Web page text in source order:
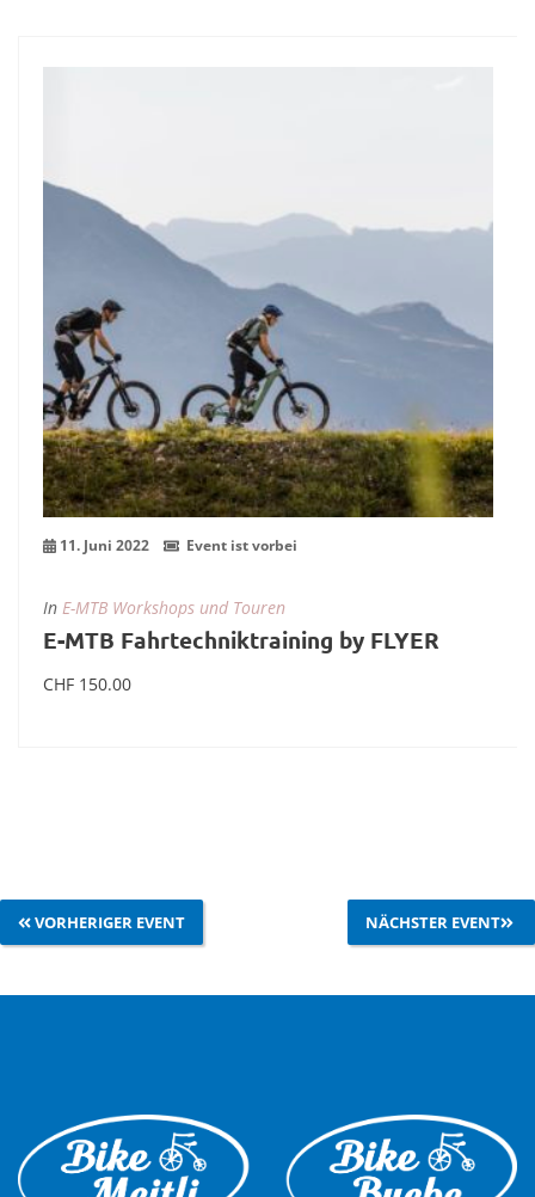
11. Juni 2022 Event ist vorbei
In E-MTB Workshops und Touren
E-MTB Fahrtechniktraining by FLYER
CHF 150.00
VORHERIGER EVENT NÄCHSTER EVENT